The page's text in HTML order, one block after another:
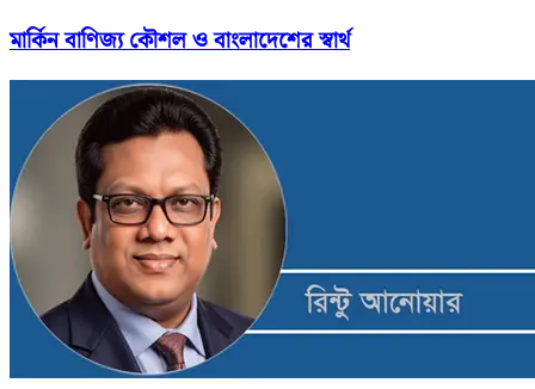
মার্কিন বাণিজ্য কৌশল ও বাংলাদেশের স্বার্থ